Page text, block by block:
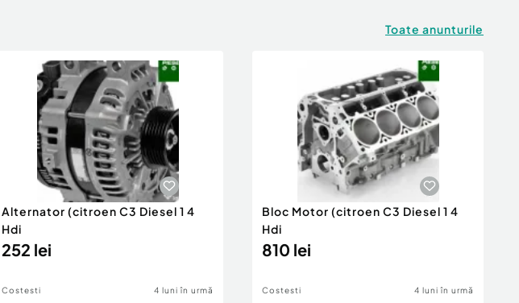
Toate anunturile
Alternator (citroen C3 Diesel 1 4
Hdi
252 lei
Costesti 4 luni în urmă
Bloc Motor (citroen C3 Diesel 1 4
Hdi
810 lei
Costesti 4 luni în urmă